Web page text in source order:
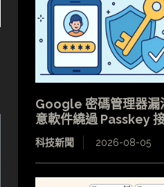
Google 密碼管理器
意軟件繞過 Passkey
科技新聞 2026-08-05